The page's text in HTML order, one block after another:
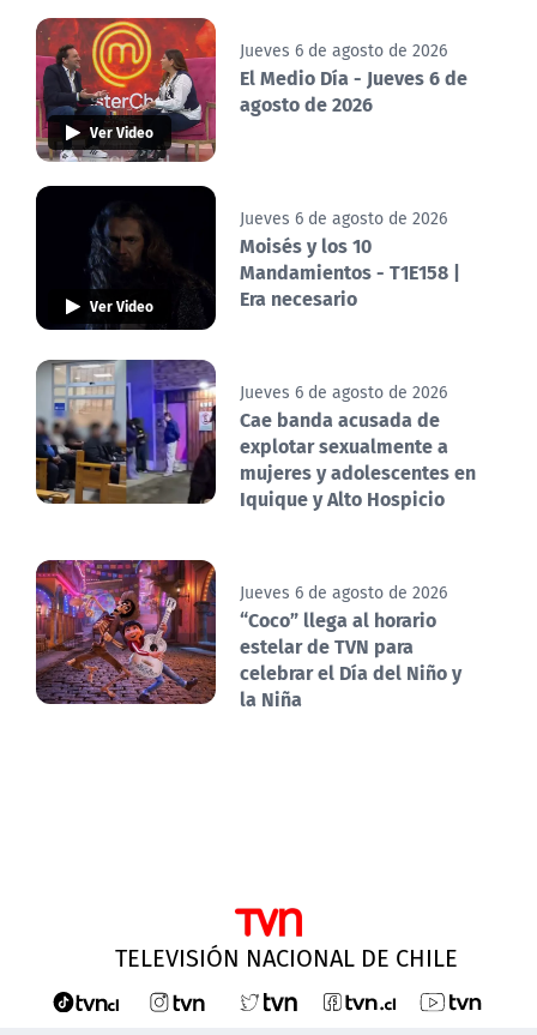
Ver Video
Jueves 6 de agosto de 2026
El Medio Día - Jueves 6 de
agosto de 2026
Ver Video
Jueves 6 de agosto de 2026
Moisés y los 10
Mandamientos - T1E158 |
Era necesario
Jueves 6 de agosto de 2026
Cae banda acusada de
explotar sexualmente a
mujeres y adolescentes en
Iquique y Alto Hospicio
Jueves 6 de agosto de 2026
“Coco” llega al horario
estelar de TVN para
celebrar el Día del Niño y
la Niña
TELEVISIÓN NACIONAL DE CHILE